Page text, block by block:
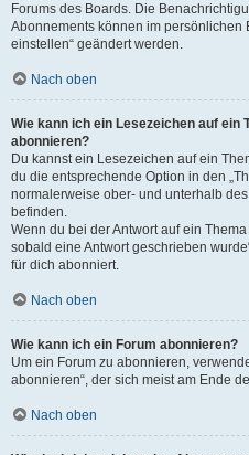
Forums des Boards. Die
Abonnements können im persönlichen
einstellen“ geändert werden.
Nach oben
Wie kann ich ein Lesezeichen auf ein
abonnieren?
Du kannst ein Lesezeichen auf ein
du die entsprechende Option in den
normalerweise ober- und unterhalb
befinden.
Wenn du bei der Antwort auf ein
sobald eine Antwort geschrieben
für dich abonniert.
Nach oben
Wie kann ich ein Forum abonnieren?
Um ein Forum zu abonnieren,
abonnieren“, der sich meist am Ende
Nach oben